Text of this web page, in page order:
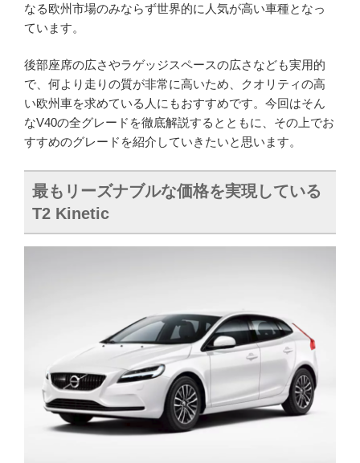
なる欧州市場のみならず世界的に人気が高い車種となっ
ています。
後部座席の広さやラゲッジスペースの広さなども実用的
で、何より走りの質が非常に高いため、クオリティの高
い欧州車を求めている人にもおすすめです。今回はそん
なV40の全グレードを徹底解説するとともに、その上でお
すすめのグレードを紹介していきたいと思います。
最もリーズナブルな価格を実現している
T2 Kinetic